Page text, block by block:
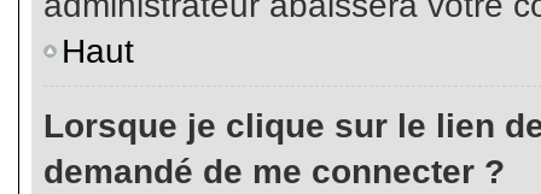
Haut
Lorsque je clique sur le lien
demandé de me connecter ?